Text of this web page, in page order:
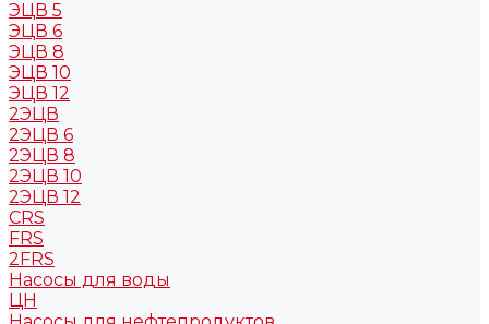
ЭЦВ 5
ЭЦВ 6
ЭЦВ 8
ЭЦВ 10
ЭЦВ 12
2ЭЦВ
2ЭЦВ 6
2ЭЦВ 8
2ЭЦВ 10
2ЭЦВ 12
CRS
FRS
2FRS
Насосы для воды
ЦН